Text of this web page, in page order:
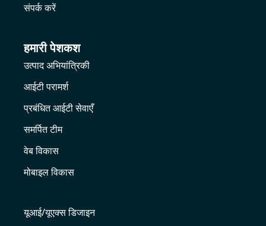
संपर्क करें
हमारी पेशकश
उत्पाद अभियांत्रिकी
आईटी परामर्श
प्रबंधित आईटी सेवाएँ
समर्पित टीम
वेब विकास
मोबाइल विकास
यूआई/यूएक्स डिजाइन